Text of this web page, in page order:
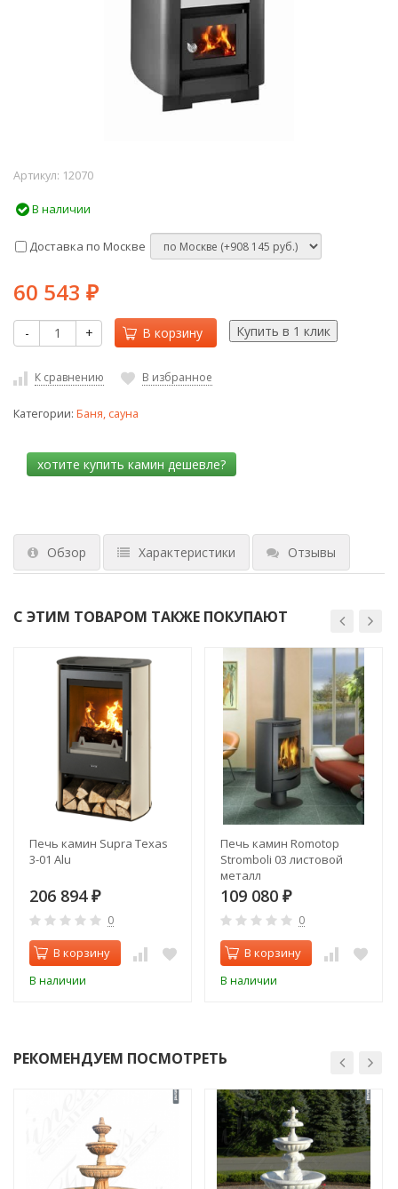
Артикул: 12070
В наличии
Доставка по Москве
60 543 ₽
- + В корзину
К сравнению В избранное
Категории: Баня, сауна
Обзор Характеристики Отзывы
С ЭТИМ ТОВАРОМ ТАКЖЕ ПОКУПАЮТ
Печь камин Supra Texas
3-01 Alu
206 894 ₽
0
В корзину
В наличии
Печь камин Romotop
Stromboli 03 листовой
металл
109 080 ₽
0
В корзину
В наличии
РЕКОМЕНДУЕМ ПОСМОТРЕТЬ